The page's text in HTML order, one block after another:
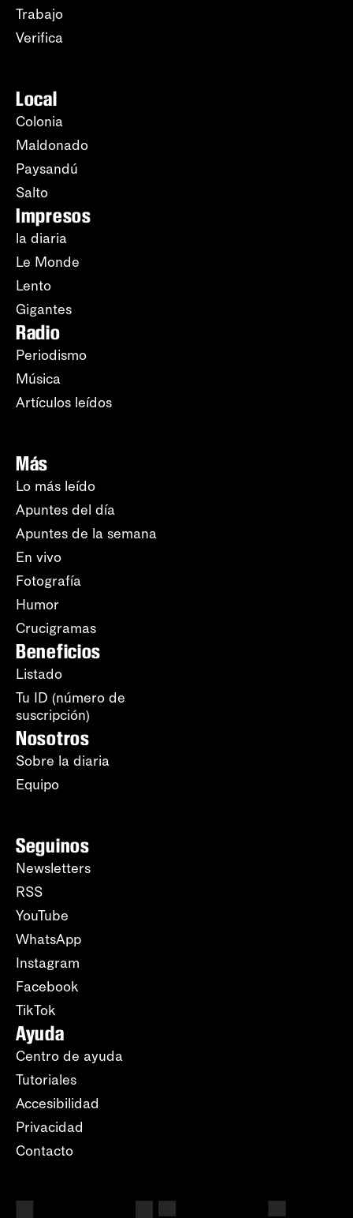
Trabajo
Verifica
Local
Colonia
Maldonado
Paysandú
Salto
Impresos
la diaria
Le Monde
Lento
Gigantes
Radio
Periodismo
Música
Artículos leídos
Más
Lo más leído
Apuntes del día
Apuntes de la semana
En vivo
Fotografía
Humor
Crucigramas
Beneficios
Listado
Tu ID (número de
suscripción)
Nosotros
Sobre la diaria
Equipo
Seguinos
Newsletters
RSS
YouTube
WhatsApp
Instagram
Facebook
TikTok
Ayuda
Centro de ayuda
Tutoriales
Accesibilidad
Privacidad
Contacto